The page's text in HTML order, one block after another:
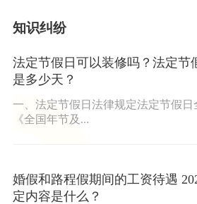
知识纠纷
法定节假日可以装修吗？法定节
是多少天？
一、法定节假日法律规定法定节假日
《全国年节及...
婚假和路程假期间的工资待遇
定内容是什么？